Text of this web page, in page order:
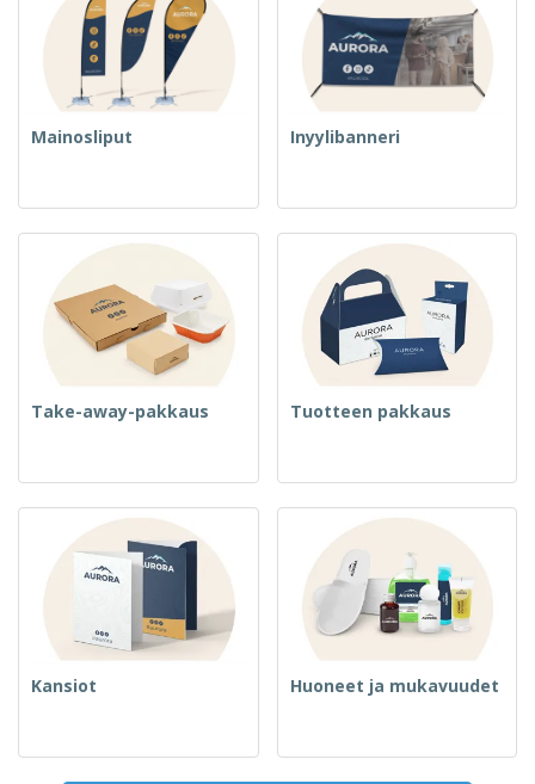
Mainosliput Inyylibanneri
Take-away-pakkaus Tuotteen pakkaus
Kansiot Huoneet ja mukavuudet